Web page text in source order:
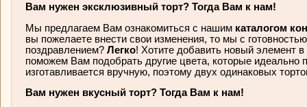
Вам нужен эксклюзивный торт? Тогда Вам к нам!
Мы предлагаем Вам ознакомиться с нашим каталогом
вы пожелаете внести свои изменения, то мы с
поздравлением? Легко! Хотите добавить новый элемент
поможем Вам подобрать другие цвета, которые
изготавливается вручную, поэтому двух одинаковых
Вам нужен вкусный торт? Тогда Вам к нам!